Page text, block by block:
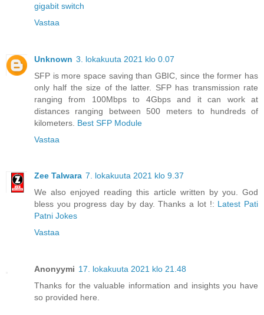
gigabit switch
Vastaa
Unknown 3. lokakuuta 2021 klo 0.07
SFP is more space saving than GBIC, since the former has
only half the size of the latter. SFP has transmission rate
ranging from 100Mbps to 4Gbps and it can work at
distances ranging between 500 meters to hundreds of
kilometers. Best SFP Module
Vastaa
Zee Talwara 7. lokakuuta 2021 klo 9.37
We also enjoyed reading this article written by you. God
bless you progress day by day. Thanks a lot !: Latest Pati
Patni Jokes
Vastaa
Anonyymi 17. lokakuuta 2021 klo 21.48
Thanks for the valuable information and insights you have
so provided here.